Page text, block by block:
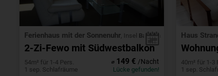
Ferienhaus mit der Sonnenuhr, Insel Baltrum
2-Zi-Fewo mit Südwestbalkon
54m² für 1-4 Pers.
1 sep. Schlafräume
⌀ 149 € /Nacht
Lücke gefunden!
Haus
40m² für 1-3
1 sep.